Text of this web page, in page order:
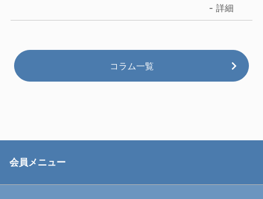
詳細
コラム一覧
会員メニュー